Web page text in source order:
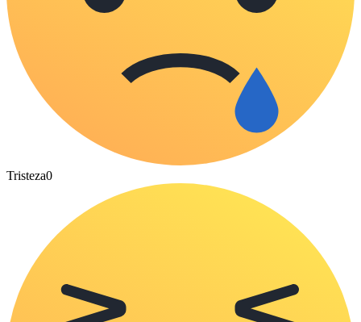
Tristeza0